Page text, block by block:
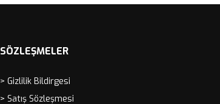
SÖZLEŞMELER
> Gizlilik Bildirgesi
> Satış Sözleşmesi